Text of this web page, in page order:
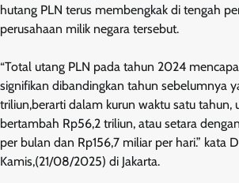
hutang PLN terus membengkak di tengah
perusahaan milik negara tersebut.
“Total utang PLN pada tahun 2024
signifikan dibandingkan tahun sebelumnya
triliun,berarti dalam kurun waktu satu tahun,
bertambah Rp56,2 triliun, atau setara
per bulan dan Rp156,7 miliar per hari.” kata
Kamis,(21/08/2025) di Jakarta.